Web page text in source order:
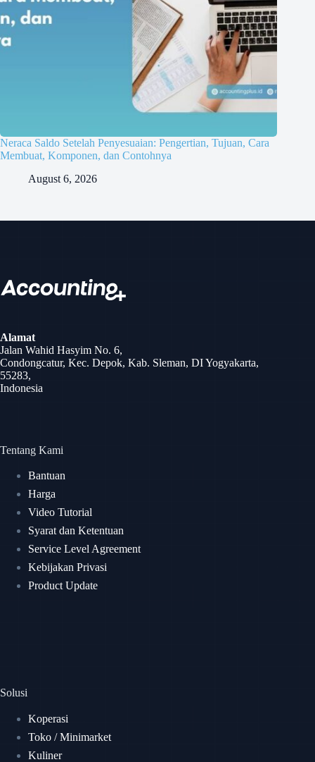
Neraca Saldo Setelah Penyesuaian: Pengertian, Tujuan, Cara
Membuat, Komponen, dan Contohnya
August 6, 2026
Alamat
Jalan Wahid Hasyim No. 6,
Condongcatur, Kec. Depok, Kab. Sleman, DI Yogyakarta,
55283,
Indonesia
Tentang Kami
Bantuan
Harga
Video Tutorial
Syarat dan Ketentuan
Service Level Agreement
Kebijakan Privasi
Product Update
Solusi
Koperasi
Toko / Minimarket
Kuliner